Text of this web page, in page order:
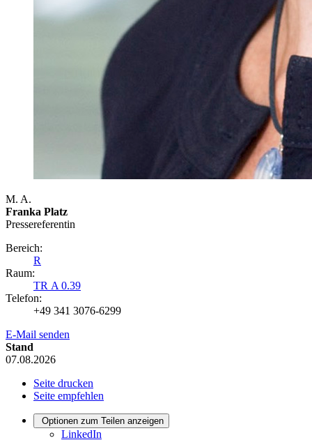
M. A.
Franka Platz
Presse­referentin
Bereich:
R
Raum:
TR A 0.39
Telefon:
+49 341 3076-6299
E-Mail senden
Stand
07.08.2026
Seite drucken
Seite empfehlen
Optionen zum Teilen anzeigen
LinkedIn